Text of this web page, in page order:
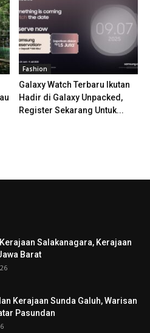
Fashion
Galaxy Watch Terbaru Ikutan
Hadir di Galaxy Unpacked,
Register Sekarang Untuk...
Salakanagara, Kerajaan
Barat
Kerajaan Sunda Galuh, Warisan
Pasundan